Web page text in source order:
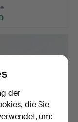
der
die Sie
um: